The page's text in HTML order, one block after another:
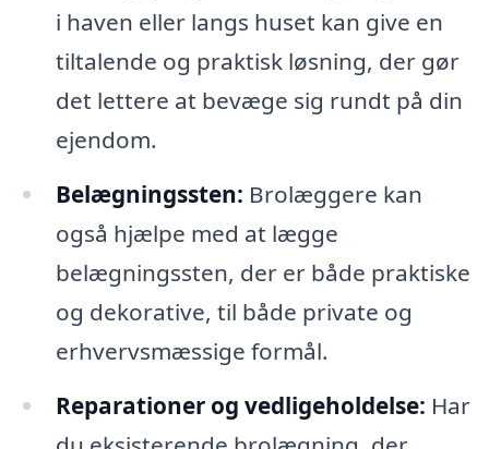
i haven eller langs huset kan give en
tiltalende og praktisk løsning, der gør
det lettere at bevæge sig rundt på din
ejendom.
Belægningssten: Brolæggere kan
også hjælpe med at lægge
belægningssten, der er både praktiske
og dekorative, til både private og
erhvervsmæssige formål.
Reparationer og vedligeholdelse: Har